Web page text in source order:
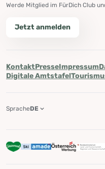
Werde Mitglied im FürDich Club
Jetzt anmelden
KontaktPresseImpressum
Digitale Amtstafel
SpracheDE